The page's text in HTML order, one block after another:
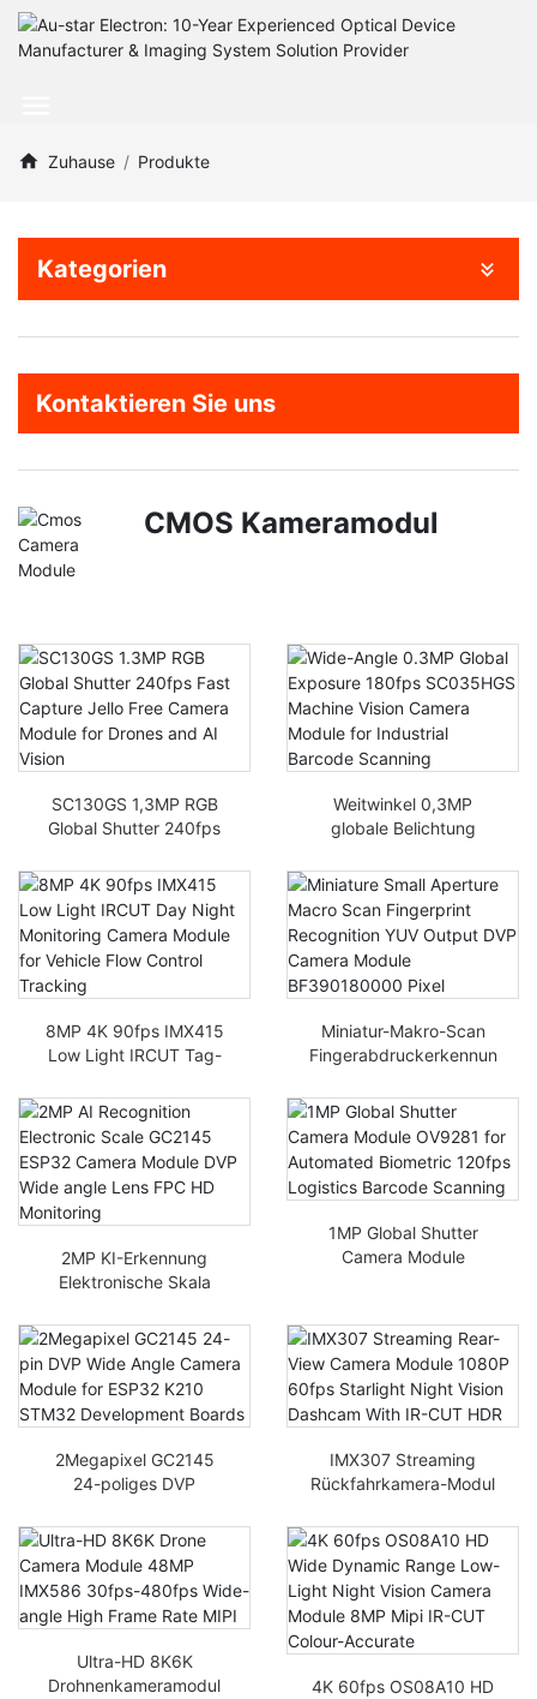
Zuhause Produkte
Kategorien
Kontaktieren Sie uns
CMOS Kameramodul
SC130GS 1,3MP RGB
Global Shutter 240fps
Camera Module für
Drohnen und KI-Sicht
Weitwinkel 0,3MP
globale Belichtung
Maschinenbildkameram
odul für industrielle
Barcode-Scans
8MP 4K 90fps IMX415
Low Light IRCUT Tag-
Überwachungskamera-
Modul zur
Fahrzeugflusskontrollve
rfolgung
Miniatur-Makro-Scan
Fingerabdruckerkennun
Ausgabe DVP-
Kameramodul
BF390180000 Pixel
2MP KI-Erkennung
Elektronische Skala
Kameramodul DVP
Weitwinkelobjektiv FPC
HD-Überwachung
1MP Global Shutter
Camera Module
biometrische 120fps
logistische Barcode-
Scanning
2Megapixel GC2145
24-poliges DVP
Modul für ESP32 K210
STM32
Entwicklungsplatinen
IMX307 Streaming
Rückfahrkamera-Modul
Night Vision Dashcam
mit IR-CUT HDR
Ultra-HD 8K6K
Drohnenkameramodul
4K 60fps OS08A10 HD